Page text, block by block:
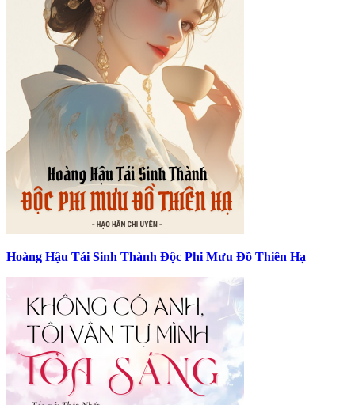
Hoàng Hậu Tái Sinh Thành Độc Phi Mưu Đồ Thiên Hạ